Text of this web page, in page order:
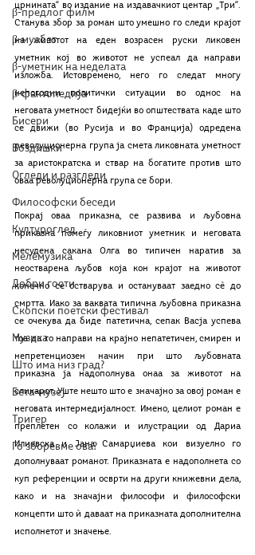
β-предлог филм
β-муабет
β-уметник на неделата
β-фактопедија
Бисери
Воздишки
Огледи и разгледи
Философски беседи
Културоглед
Мелемузика
Добри гости
Скопски поетски фестивал
Музика
Што има низ град?
Бета-музеј
Тригер
Го зборевме ова?
црнината“ во издание на издавачкиот центар „Три“.
Станува збор за роман што умешно го следи крајот
на животот на еден возрасен руски ликовен
уметник кој во животот не успеал да направи
изложба. Истовремено, него го следат многу
непогодни политички ситуации во однос на
неговата уметност бидејќи во општествата каде што
се движи (во Русија и во Франција) одредена
револуционерна група ја смета ликовната уметност
за аристократска и ствар на богатите против што
оваа револуционерна група се бори.
Покрај оваа приказна, се развива и љубовна
приказна помеѓу ликовниот уметник и неговата
несудена сакана Олга во типичен наратив за
неостварена љубов која кон крајот на животот
конечно се остварува и остануваат заедно сè до
смртта. Иако за ваквата типична љубовна приказна
се очекува да биде патетична, сепак Васја успева
тоа да го направи на крајно непатетичен, смирен и
непретенциозен начин при што љубовната
приказна ја надополнува онаа за животот на
сликарот. Уште нешто што е значајно за овој роман е
неговата интермедијалност. Имено, целиот роман е
преплетен со колажи и илустрации од Дариа
Илиевска и Јана Самарџиева кои визуелно го
дополнуваат романот. Приказната е надополнета со
куп референции и осврти на други книжевни дела,
како и на значајни философи и философски
концепти што ѝ даваат на приказната дополнителна
исполнетот и значење.